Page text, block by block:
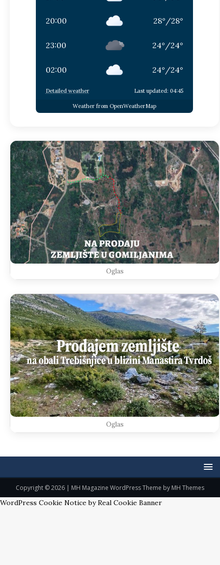
20:00 28° /28°
23:00 24° /24°
02:00 24° /24°
Detailed weather Last updated: 04:45
Weather from OpenWeatherMap
Oglas
Oglas
Copyright © 2026 | MH Magazine WordPress Theme by MH Themes
WordPress Cookie Notice by Real Cookie Banner